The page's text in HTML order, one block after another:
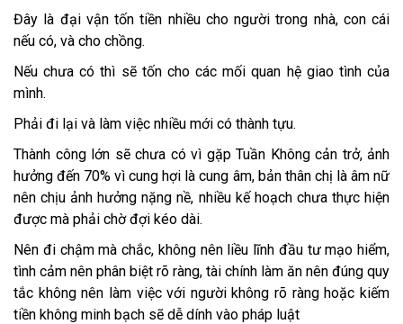
Đây là đại vận tốn tiền nhiều cho người trong nhà, con cái
nếu có, và cho chồng.
Nếu chưa có thì sẽ tốn cho các mối quan hệ giao tình của
mình.
Phải đi lại và làm việc nhiều mới có thành tựu.
Thành công lớn sẽ chưa có vì gặp Tuần Không cản trở, ảnh
hưởng đến 70% vì cung hợi là cung âm, bản thân chị là âm nữ
nên chịu ảnh hưởng nặng nề, nhiều kế hoạch chưa thực hiện
được mà phải chờ đợi kéo dài.
Nên đi chậm mà chắc, không nên liều lĩnh đầu tư mạo hiểm,
tình cảm nên phân biệt rõ ràng, tài chính làm ăn nên đúng quy
tắc không nên làm việc với người không rõ ràng hoặc kiếm
tiền không minh bạch sẽ dễ dính vào pháp luật